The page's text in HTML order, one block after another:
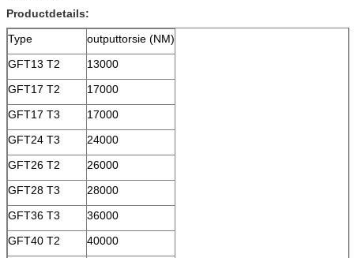
Productdetails:
Type
outputtorsie (NM)
GFT13 T2
13000
GFT17 T2
17000
GFT17 T3
17000
GFT24 T3
24000
GFT26 T2
26000
GFT28 T3
28000
GFT36 T3
36000
GFT40 T2
40000